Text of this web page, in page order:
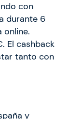
con
durante 6
online.
El cashback
tanto con
y